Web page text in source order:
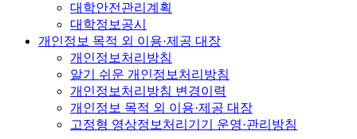
대학안전관리계획
대학정보공시
개인정보 목적 외 이용·제공 대장
개인정보처리방침
알기 쉬운 개인정보처리방침
개인정보처리방침 변경이력
개인정보 목적 외 이용·제공 대장
고정형 영상정보처리기기 운영·관리방침